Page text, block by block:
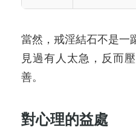
當然，戒淫結石不是一
見過有人太急，反而
善。
對心理的益處